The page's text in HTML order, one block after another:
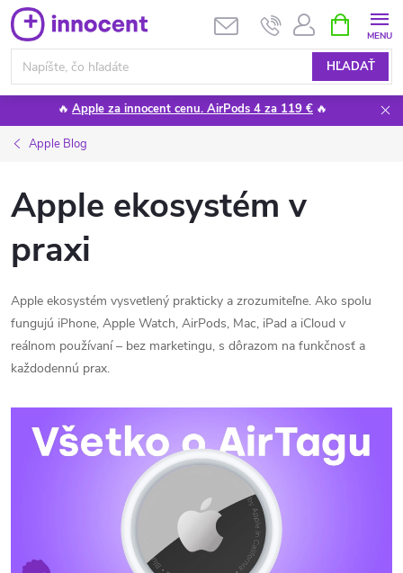
Prejsť
na
obsah
HĽADAŤ
KOŠÍK
🔥 Apple za innocent cenu. AirPods 4 za 119 € 🔥
Apple Blog
Apple ekosystém v
praxi
Apple ekosystém vysvetlený prakticky a zrozumiteľne. Ako spolu
fungujú iPhone, Apple Watch, AirPods, Mac, iPad a iCloud v
reálnom používaní – bez marketingu, s dôrazom na funkčnosť a
každodennú prax.
V